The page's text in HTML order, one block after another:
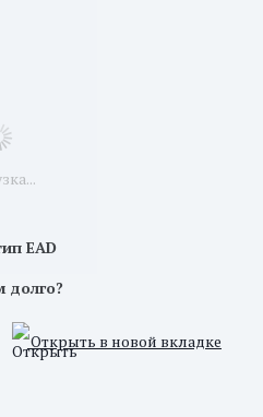
долго?
Открыть в новой вкладке